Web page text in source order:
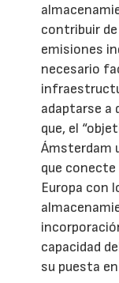
contribuir
emisiones
necesario
adaptarse a
que, el
Ámsterdam
que
Europa con
capacidad
su puesta